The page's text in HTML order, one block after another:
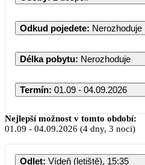
Odkud pojedete: Nerozhoduje
Délka pobytu: Nerozhoduje
Termín: 01.09 - 04.09.2026
Září
PO ÚT ST
Nejlepší možnost v tomto období:
01.09 - 04.09.2026 (4 dny, 3 noci)
Odlet: Vídeň (letiště), 15:35